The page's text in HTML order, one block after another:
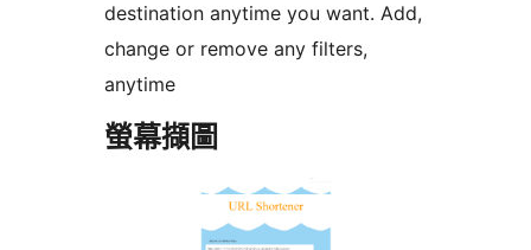
destination anytime you want. Add,
change or remove any filters,
anytime
螢幕擷圖